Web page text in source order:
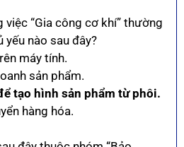
“Gia công cơ khí” thường
yếu nào sau đây?
máy tính.
sản phẩm.
tạo hình sản phẩm từ phôi.
hàng hóa.